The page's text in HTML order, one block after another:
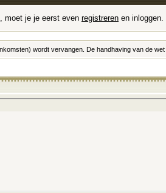
moet je je eerst even registreren en inloggen.
wordt vervangen. De handhaving van de wet